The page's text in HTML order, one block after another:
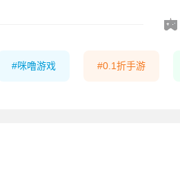
咪噜游戏 0.1折手游